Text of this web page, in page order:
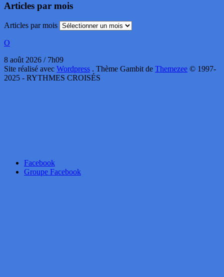
Articles par mois
Articles par mois
O
8 août 2026 / 7h09
Site réalisé avec Wordpress . Thème Gambit de Themezee © 1997-
2025 - RYTHMES CROISÉS
Facebook
Groupe Facebook